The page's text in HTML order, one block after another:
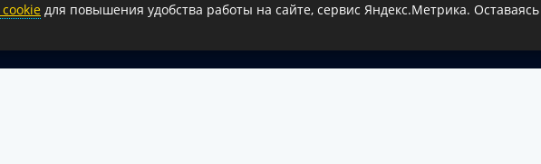
на официальный интернет-портал администрации Туапсинского
для повышения удобства работы на сайте, сервис Яндекс.Метрика.